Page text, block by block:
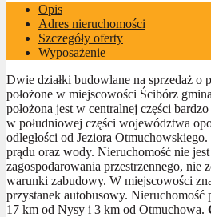
Opis
Adres nieruchomości
Szczegóły oferty
Wyposażenie
Dwie działki budowlane na sprzedaż o
położone w miejscowości Ścibórz
położona jest w centralnej części
w południowej części województwa
odległości od Jeziora
prądu oraz wody. Nieruchomość nie
zagospodarowania przestrzennego, nie
warunki zabudowy. W miejscowości
przystanek autobusowy. Nieruchomość
17 km od Nysy i 3 km od Otmuchowa.